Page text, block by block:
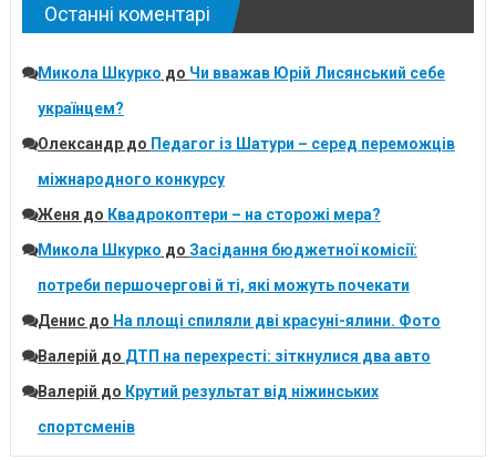
Останні коментарі
Микола Шкурко до Чи вважав Юрій Лисянський себе
українцем?
Олександрдо Педагог із Шатури – серед переможців
міжнародного конкурсу
Женя до Квадрокоптери – на сторожі мера?
Микола Шкурко до Засідання бюджетної комісії:
потреби першочергові й ті, які можуть почекати
Денисдо На площі спиляли дві красуні-ялини. Фото
Валерій до ДТП на перехресті: зіткнулися два авто
Валерій до Крутий результат від ніжинських
спортсменів